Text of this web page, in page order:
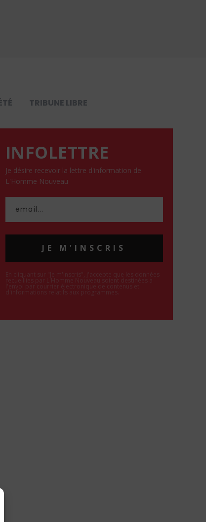
TRIBUNE LIBRE
INFOLETTRE
Je désire recevoir la lettre d'information de
L'Homme Nouveau
JE M'INSCRIS
En cliquant sur "Je m'inscris", j'accepte que les données
recueillies par L'Homme Nouveau soient destinées à
l'envoi par courrier électronique de contenus et
d'informations relatifs aux programmes.